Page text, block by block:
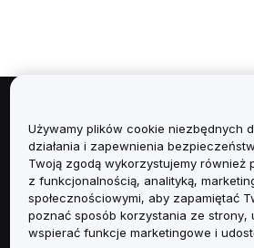
Informacje
Usługi
Obsługa Klienta
Używamy plików cookie niezbędnych
działania i zapewnienia
Twoją zgodą wykorzystujemy również
z funkcjonalnością, analityką,
społecznościowymi, aby zapamiętać
poznać sposób korzystania ze strony,
wspierać funkcje marketingowe i